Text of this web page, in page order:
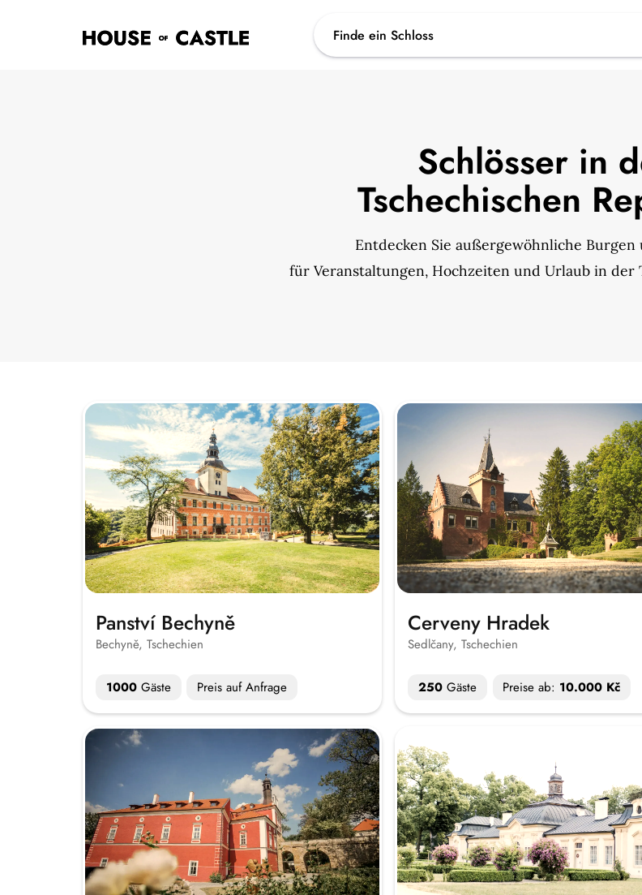
Finde ein Schloss
Schlösser in
Tschechischen
Entdecken Sie außergewöhnliche Burgen
für Veranstaltungen, Hochzeiten und Urlaub in der
Panství Bechyně
Bechyně, Tschechien
1000Gäste Preis auf Anfrage
Cerveny Hradek
Sedlčany, Tschechien
250 Gäste Preise ab: 10.000 Kč